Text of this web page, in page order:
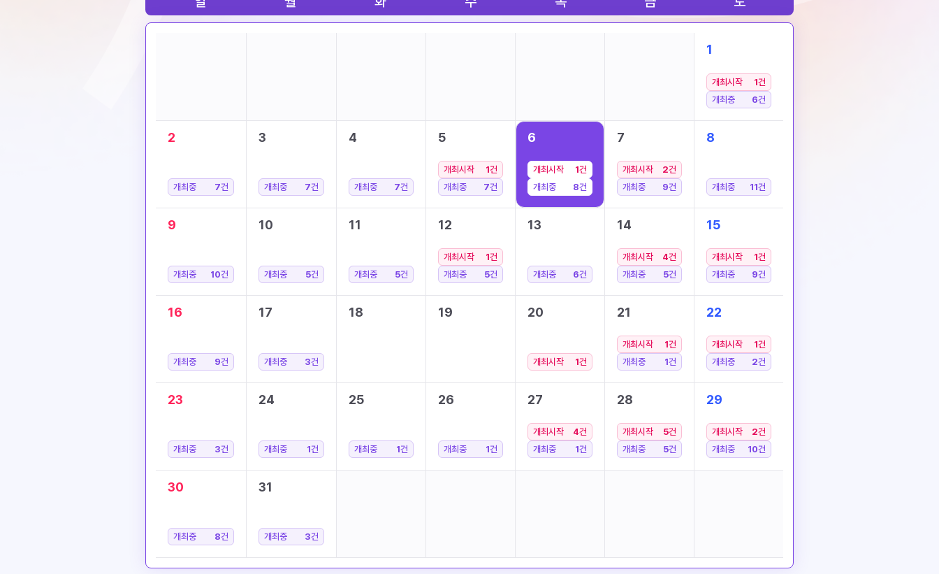
1
개최시작 1건
개최중
6건
2
개최중 7건
3
개최중 7건
4
개최중 7건
5
개최시작 1건
개최중
7건
6
개최시작 1건
개최중
8건
7
개최시작 2건
개최중
9건
8
개최중 11건
9
개최중 10건
10
개최중 5건
11
개최중 5건
12
개최시작 1건
개최중
5건
13
개최중 6건
14
개최시작 4건
개최중
5건
15
개최시작 1건
개최중
9건
16
개최중 9건
17
개최중 3건
18 19 20
개최시작 1건
21
개최시작 1건
개최중
1건
22
개최시작 1건
개최중
2건
23
개최중 3건
24
개최중 1건
25
개최중 1건
26
개최중 1건
27
개최시작 4건
개최중
1건
28
개최시작 5건
개최중
5건
29
개최시작 2건
개최중
10건
30
개최중 8건
31
개최중 3건